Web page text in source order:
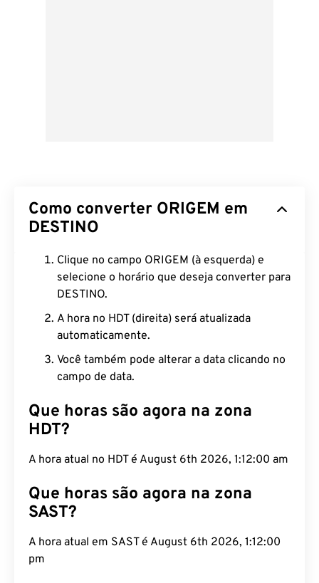
Como converter ORIGEM em
DESTINO
Clique no campo ORIGEM (à esquerda) e
selecione o horário que deseja converter para
DESTINO.
A hora no HDT (direita) será atualizada
automaticamente.
Você também pode alterar a data clicando no
campo de data.
Que horas são agora na zona
HDT?
A hora atual no HDT é August 6th 2026, 1:12:01 am
Que horas são agora na zona
SAST?
A hora atual em SAST é August 6th 2026, 1:12:01
pm